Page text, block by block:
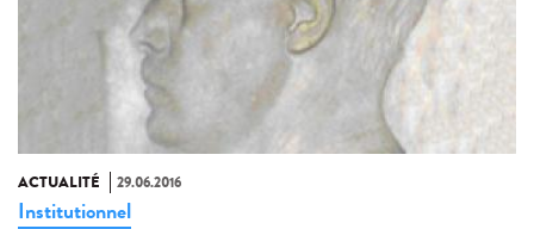
ACTUALITÉ 29.06.2016
Institutionnel